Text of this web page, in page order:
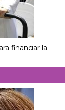
financiar la